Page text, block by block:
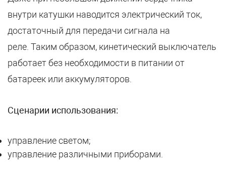
внутри катушки наводится электрический ток,
достаточный для передачи сигнала на
реле. Таким образом, кинетический выключатель
работает без необходимости в питании от
батареек или аккумуляторов.
Сценарии использования:
управление светом;
управление различными приборами.